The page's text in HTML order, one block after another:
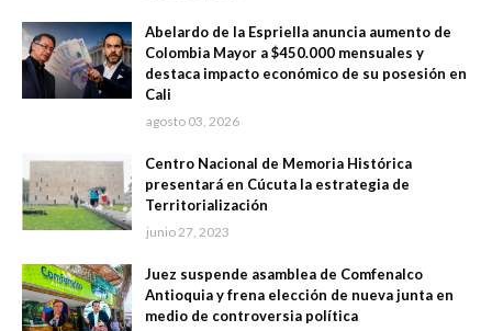
Abelardo de la Espriella anuncia aumento de
Colombia Mayor a $450.000 mensuales y
destaca impacto económico de su posesión en
Cali
agosto 03, 2026
Centro Nacional de Memoria Histórica
presentará en Cúcuta la estrategia de
Territorialización
junio 27, 2023
Juez suspende asamblea de Comfenalco
Antioquia y frena elección de nueva junta en
medio de controversia política